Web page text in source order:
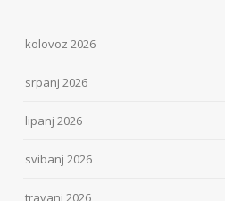
kolovoz 2026
srpanj 2026
lipanj 2026
svibanj 2026